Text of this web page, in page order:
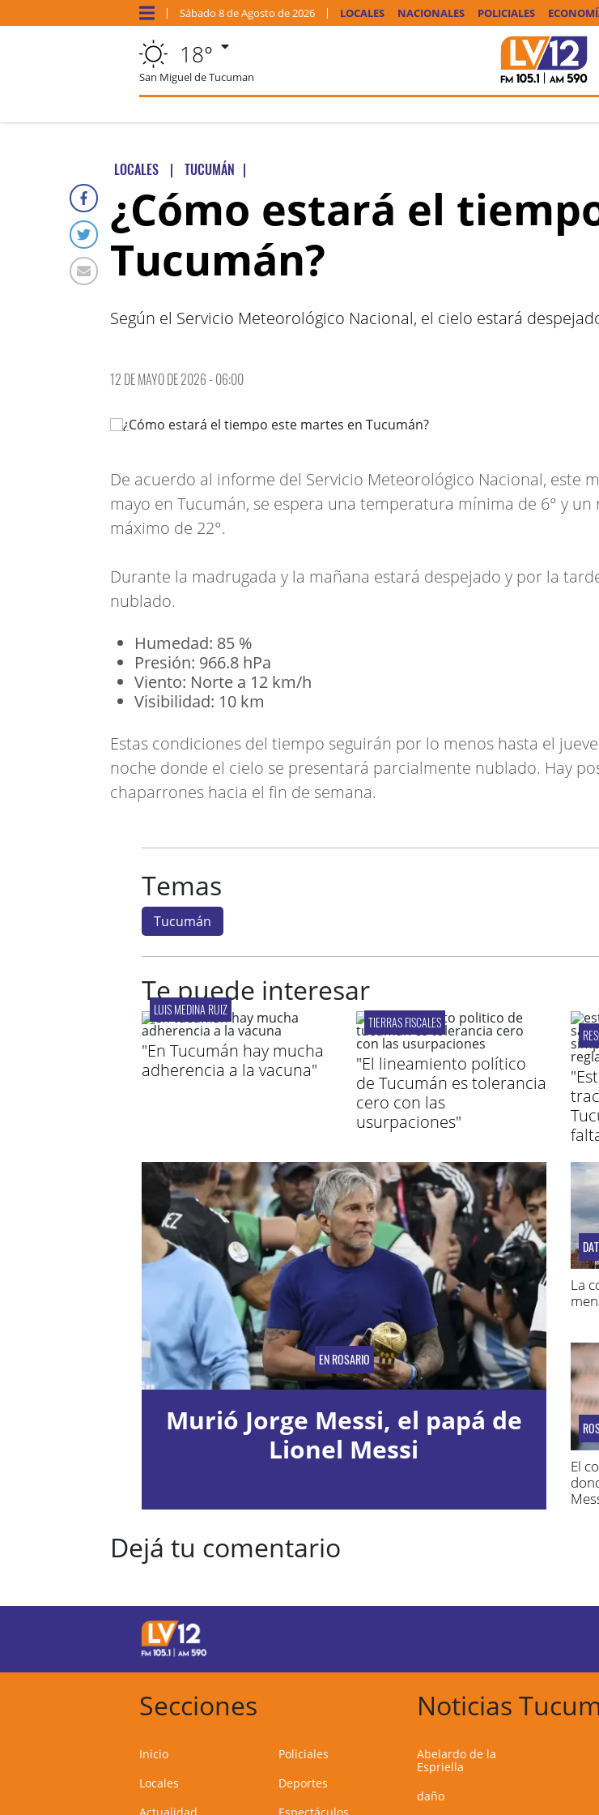
Sábado 8 deAgosto de 2026 LOCALES NACIONALES POLICIALES
18°
San Miguel de Tucuman
LOCALES | TUCUMÁN |
¿Cómo estará el
Tucumán?
Según el Servicio Meteorológico Nacional, el cielo estará
12 DE MAYO DE 2026 - 06:00
De acuerdo al informe del Servicio Meteorológico Nacional, este
mayo en Tucumán, se espera una temperatura mínima de 6° y un
máximo de 22°.
Durante la madrugada y la mañana estará despejado y por la
nublado.
Humedad: 85 %
Presión: 966.8 hPa
Viento: Norte a 12 km/h
Visibilidad: 10 km
Estas condiciones del tiempo seguirán por lo menos hasta el
noche donde el cielo se presentará parcialmente nublado. Hay
chaparrones hacia el fin de semana.
Temas
Tucumán
Te puede interesar
LUIS MEDINA RUIZ
"En Tucumán hay mucha
adherencia a la vacuna"
TIERRAS FISCALES
"El lineamiento político
de Tucumán es tolerancia
cero con las
usurpaciones"
EN ROSARIO
Murió Jorge Messi, el papá de
Lionel Messi
La
El
Dejá tu comentario
Secciones
Inicio
Locales
Policiales
Deportes
Noticias
Abelardo de la
Espriella
daño